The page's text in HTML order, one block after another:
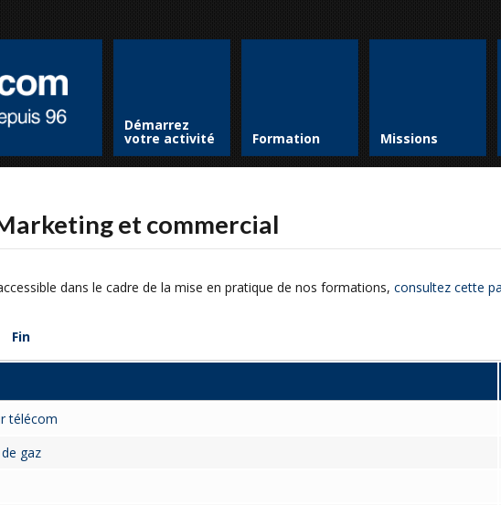
Démarrez
votre activité Formation Missions
et commercial
dans le cadre de la mise en pratique de nos formations, consultez cette
Fin
télécom
gaz